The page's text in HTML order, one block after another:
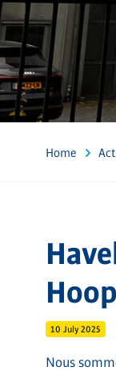
Home
10 July 2025
Nous